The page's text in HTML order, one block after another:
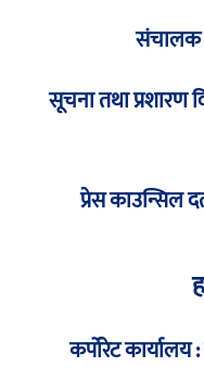
सूचना तथा प्रशारण
प्रेस काउन्सिल
कर्पोरेट कार्यालय :